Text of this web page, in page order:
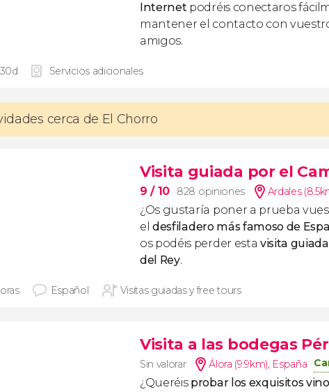
Internet podréis conectaros
mantener el contacto con
amigos.
Servicios adicionales
cerca de El Chorro
Visita guiada por el
9/ 10 828 opiniones Ardales
¿Os gustaría poner a prueba
el desfiladero más famoso de
os podéis perder esta visita
del Rey.
Español Visitas guiadas y free tours
Visita a las bodegas
Sin valorar Álora (9.9km), España
¿Queréisprobar los exquisitos